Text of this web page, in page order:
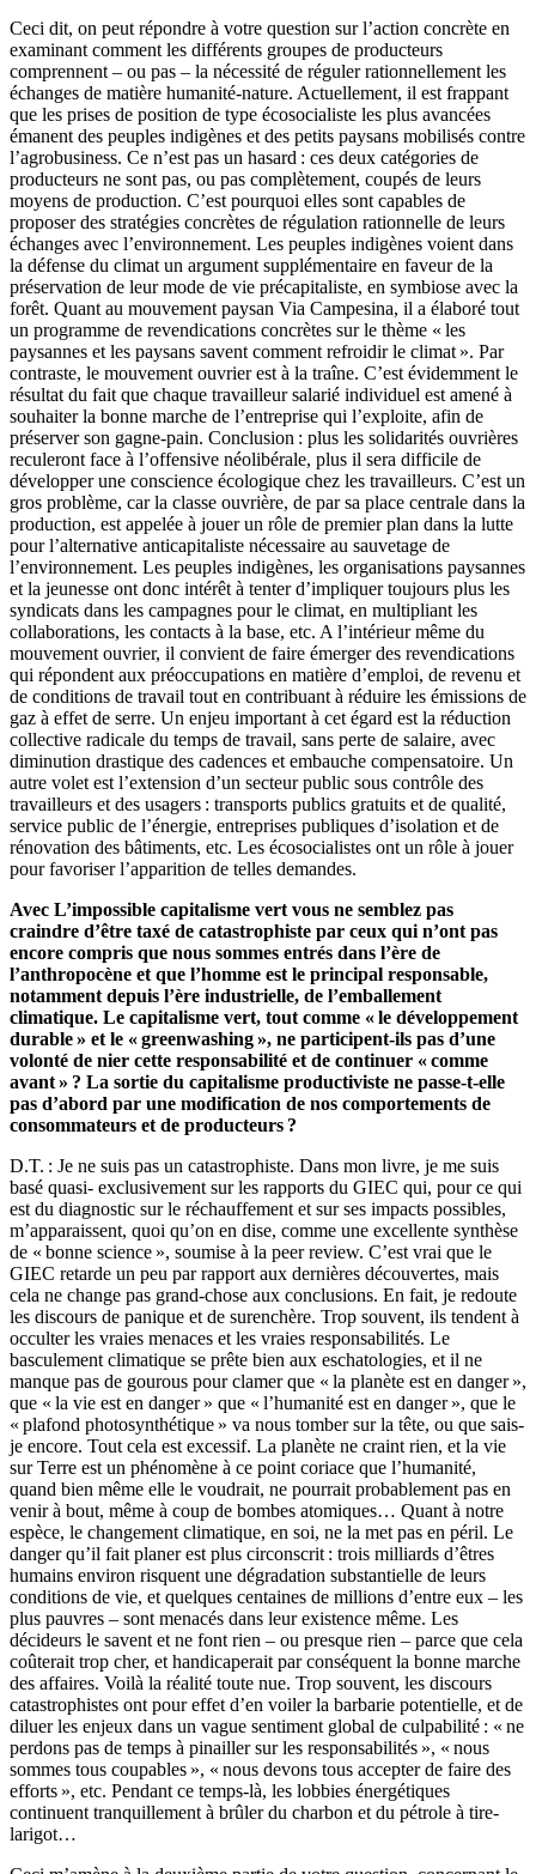
Ceci dit, on peut répondre à votre question sur l’action concrète en
examinant comment les différents groupes de producteurs
comprennent – ou pas – la nécessité de réguler rationnellement les
échanges de matière humanité-nature. Actuellement, il est frappant
que les prises de position de type écosocialiste les plus avancées
émanent des peuples indigènes et des petits paysans mobilisés contre
l’agrobusiness. Ce n’est pas un hasard : ces deux catégories de
producteurs ne sont pas, ou pas complètement, coupés de leurs
moyens de production. C’est pourquoi elles sont capables de
proposer des stratégies concrètes de régulation rationnelle de leurs
échanges avec l’environnement. Les peuples indigènes voient dans
la défense du climat un argument supplémentaire en faveur de la
préservation de leur mode de vie précapitaliste, en symbiose avec la
forêt. Quant au mouvement paysan Via Campesina, il a élaboré tout
un programme de revendications concrètes sur le thème « les
paysannes et les paysans savent comment refroidir le climat ». Par
contraste, le mouvement ouvrier est à la traîne. C’est évidemment le
résultat du fait que chaque travailleur salarié individuel est amené à
souhaiter la bonne marche de l’entreprise qui l’exploite, afin de
préserver son gagne-pain. Conclusion : plus les solidarités ouvrières
reculeront face à l’offensive néolibérale, plus il sera difficile de
développer une conscience écologique chez les travailleurs. C’est un
gros problème, car la classe ouvrière, de par sa place centrale dans la
production, est appelée à jouer un rôle de premier plan dans la lutte
pour l’alternative anticapitaliste nécessaire au sauvetage de
l’environnement. Les peuples indigènes, les organisations paysannes
et la jeunesse ont donc intérêt à tenter d’impliquer toujours plus les
syndicats dans les campagnes pour le climat, en multipliant les
collaborations, les contacts à la base, etc. A l’intérieur même du
mouvement ouvrier, il convient de faire émerger des revendications
qui répondent aux préoccupations en matière d’emploi, de revenu et
de conditions de travail tout en contribuant à réduire les émissions de
gaz à effet de serre. Un enjeu important à cet égard est la réduction
collective radicale du temps de travail, sans perte de salaire, avec
diminution drastique des cadences et embauche compensatoire. Un
autre volet est l’extension d’un secteur public sous contrôle des
travailleurs et des usagers : transports publics gratuits et de qualité,
service public de l’énergie, entreprises publiques d’isolation et de
rénovation des bâtiments, etc. Les écosocialistes ont un rôle à jouer
pour favoriser l’apparition de telles demandes.
Avec L’impossible capitalisme vert vous ne semblez pas
craindre d’être taxé de catastrophiste par ceux qui n’ont pas
encore compris que nous sommes entrés dans l’ère de
l’anthropocène et que l’homme est le principal responsable,
notamment depuis l’ère industrielle, de l’emballement
climatique. Le capitalisme vert, tout comme « le développement
durable » et le « greenwashing », ne participent-ils pas d’une
volonté de nier cette responsabilité et de continuer « comme
avant » ? La sortie du capitalisme productiviste ne passe-t-elle
pas d’abord par une modification de nos comportements de
consommateurs et de producteurs ?
D.T. : Je ne suis pas un catastrophiste. Dans mon livre, je me suis
basé quasi- exclusivement sur les rapports du GIEC qui, pour ce qui
est du diagnostic sur le réchauffement et sur ses impacts possibles,
m’apparaissent, quoi qu’on en dise, comme une excellente synthèse
de « bonne science », soumise à la peer review. C’est vrai que le
GIEC retarde un peu par rapport aux dernières découvertes, mais
cela ne change pas grand-chose aux conclusions. En fait, je redoute
les discours de panique et de surenchère. Trop souvent, ils tendent à
occulter les vraies menaces et les vraies responsabilités. Le
basculement climatique se prête bien aux eschatologies, et il ne
manque pas de gourous pour clamer que « la planète est en danger »,
que « la vie est en danger » que « l’humanité est en danger », que le
« plafond photosynthétique » va nous tomber sur la tête, ou que sais-
je encore. Tout cela est excessif. La planète ne craint rien, et la vie
sur Terre est un phénomène à ce point coriace que l’humanité,
quand bien même elle le voudrait, ne pourrait probablement pas en
venir à bout, même à coup de bombes atomiques… Quant à notre
espèce, le changement climatique, en soi, ne la met pas en péril. Le
danger qu’il fait planer est plus circonscrit : trois milliards d’êtres
humains environ risquent une dégradation substantielle de leurs
conditions de vie, et quelques centaines de millions d’entre eux – les
plus pauvres – sont menacés dans leur existence même. Les
décideurs le savent et ne font rien – ou presque rien – parce que cela
coûterait trop cher, et handicaperait par conséquent la bonne marche
des affaires. Voilà la réalité toute nue. Trop souvent, les discours
catastrophistes ont pour effet d’en voiler la barbarie potentielle, et de
diluer les enjeux dans un vague sentiment global de culpabilité : « ne
perdons pas de temps à pinailler sur les responsabilités », « nous
sommes tous coupables », « nous devons tous accepter de faire des
efforts », etc. Pendant ce temps-là, les lobbies énergétiques
continuent tranquillement à brûler du charbon et du pétrole à tire-
larigot…